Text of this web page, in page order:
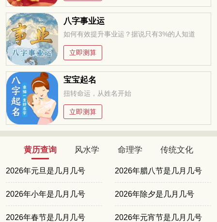
八字事业运
如何有效提升事业运？据说只有3%的人知道
立即测算
宝宝起名
扭转命运，从姓名开始
立即测算
黄历查询 风水学 命理学 传统文化
2026年元旦是几月几号 2026年腊八节是几月几号
2026年小年是几月几号 2026年除夕是几月几号
2026年春节是几月几号 2026年元宵节是几月几号